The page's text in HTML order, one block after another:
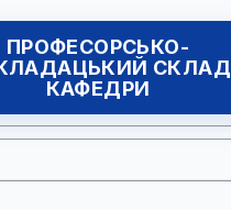
ПРОФЕСОРСЬКО-
СКЛАД
КАФЕДРИ